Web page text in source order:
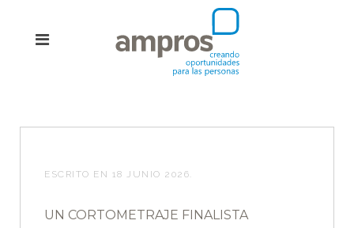
ESCRITO EN 18 JUNIO 2026
UN CORTOMETRAJE FINALISTA